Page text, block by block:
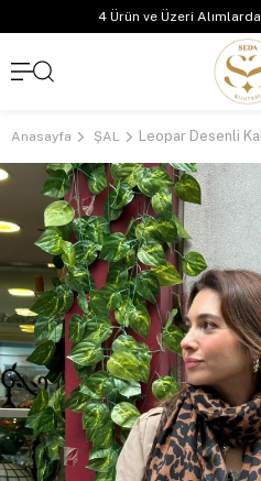
4 Ürün ve Üzeri
Anasayfa ŞAL Leopar Desenli